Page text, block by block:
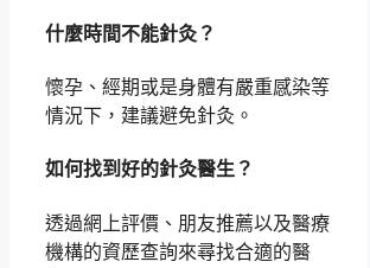
什麼時間不能針灸？
懷孕、經期或是身體有嚴重感染等
情況下，建議避免針灸。
如何找到好的針灸醫生？
透過網上評價、朋友推薦以及醫療
機構的資歷查詢來尋找合適的醫